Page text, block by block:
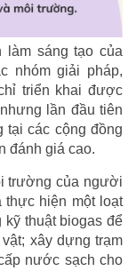
làm sáng tạo của
nhóm giải pháp,
triển khai được
lần đầu tiên
tại các cộng đồng
đánh giá cao.
trường của người
thực hiện một loạt
kỹ thuật biogas để
xây dựng trạm
nước sạch cho